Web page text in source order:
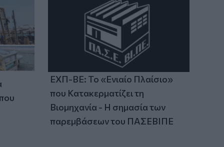
ΕΧΠ-ΒΕ: Το «Ενιαίο Πλαίσιο»
που Κατακερματίζει τη
Βιομηχανία - Η σημασία των
παρεμβάσεων του ΠΑΣΕΒΙΠΕ